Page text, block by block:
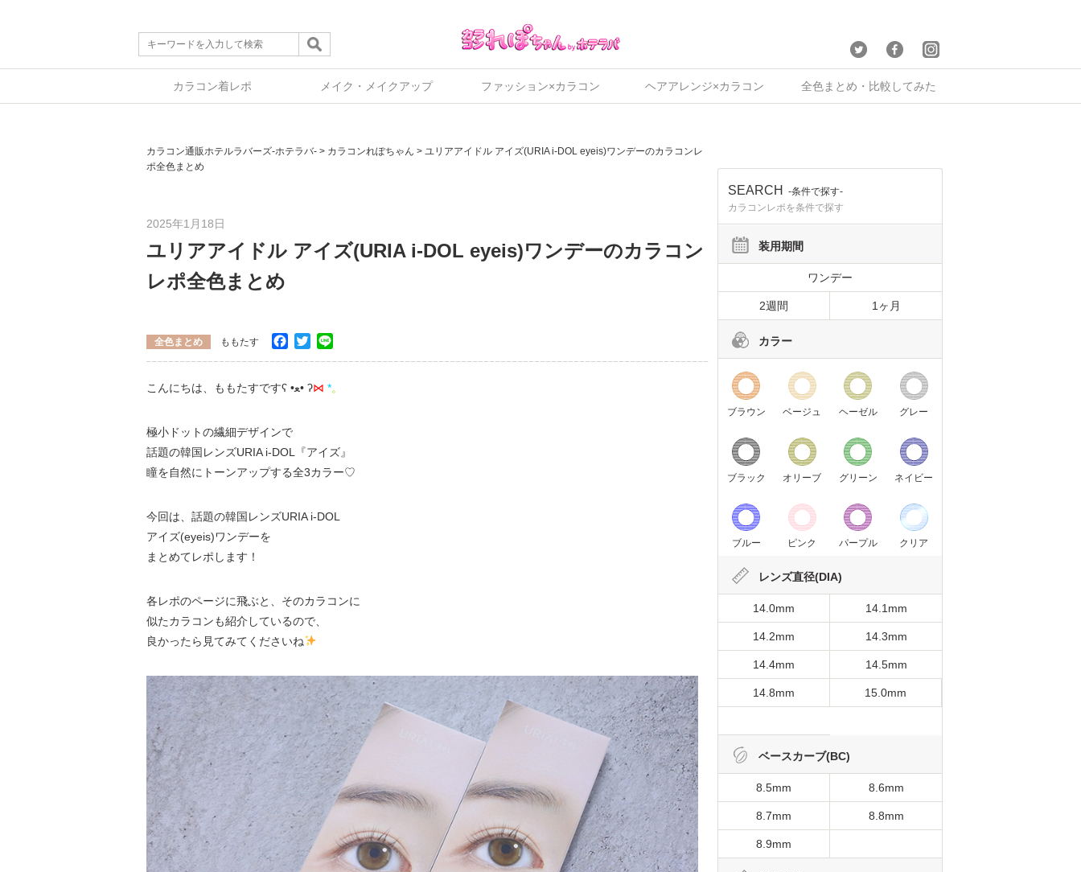
カラコン着レポ メイク・メイクアップ ファッション×カラコン ヘアアレンジ×カラコン 全色まとめ・比較してみた
カラコン通販ホテルラバーズ-ホテラバ- > カラコンれぽちゃん > ユリアアイドル アイズ(URIA i-DOL eyeis)ワンデーのカラコンレ
ポ全色まとめ
2025年1月18日
ユリアアイドル アイズ(URIA i-DOL eyeis)ワンデーのカラコン
レポ全色まとめ
全色まとめ ももたす Facebook
Twitter
こんにちは、ももたすですʕ •ﻌ• ʔ⋈ *。
極小ドットの繊細デザインで
話題の韓国レンズURIA i-DOL『アイズ』
瞳を自然にトーンアップする全3カラー♡
今回は、話題の韓国レンズURIA i-DOL
アイズ(eyeis)ワンデーを
まとめてレポします！
各レポのページに飛ぶと、そのカラコンに
似たカラコンも紹介しているので、
良かったら見てみてくださいね
SEARCH
-条件で探す-
カラコンレポを条件で探す
装用期間
ワンデー
2週間 1ヶ月
カラー
ブラウン ベージュ ヘーゼル グレー
ブラック オリーブ グリーン ネイビー
ブルー ピンク パープル クリア
レンズ直径(DIA)
14.0mm 14.1mm
14.2mm 14.3mm
14.4mm 14.5mm
14.8mm 15.0mm
ベースカーブ(BC)
8.5mm 8.6mm
8.7mm 8.8mm
8.9mm